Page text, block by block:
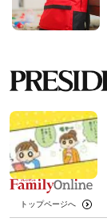
トップページへ